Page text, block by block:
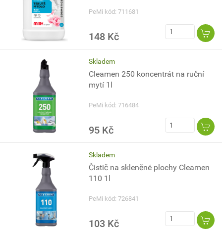
PeMi kód: 711681
148 Kč
Skladem
Cleamen 250 koncentrát na ruční
mytí 1l
PeMi kód: 716484
95 Kč
Skladem
Čistič na skleněné plochy Cleamen
110 1l
PeMi kód: 726841
103 Kč